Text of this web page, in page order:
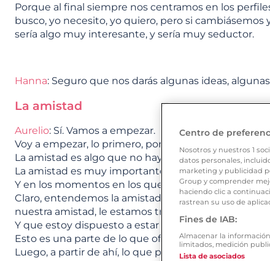
Porque al final siempre nos centramos en los
busco, yo necesito, yo quiero, pero si
sería algo muy interesante, y sería muy seductor.
Hanna: Seguro que nos darás algunas ideas,
La amistad
Aurelio: Sí. Vamos a empezar.
Voy a empezar, lo primero, por la amistad.
La amistad es algo que no hay que menospreciar.
La amistad es muy importante.
Y en los momentos en los que no tenemos una
Claro, entendemos la amistad con las personas
nuestra amistad, le estamos transmitiendo un
Y que estoy dispuesto a estar a tu lado cuando lo
Esto es una parte de lo que ofrecemos cuando
Luego, a partir de ahí, lo que pueda surgir, pero
Centro de
Nosotros y nuestros 1
datos personales,
marketing y publicidad
Group y comprender
haciendo clic a
rastrean su uso de
Fines de IAB:
Almacenar la
limitados, medición
Lista de asociados